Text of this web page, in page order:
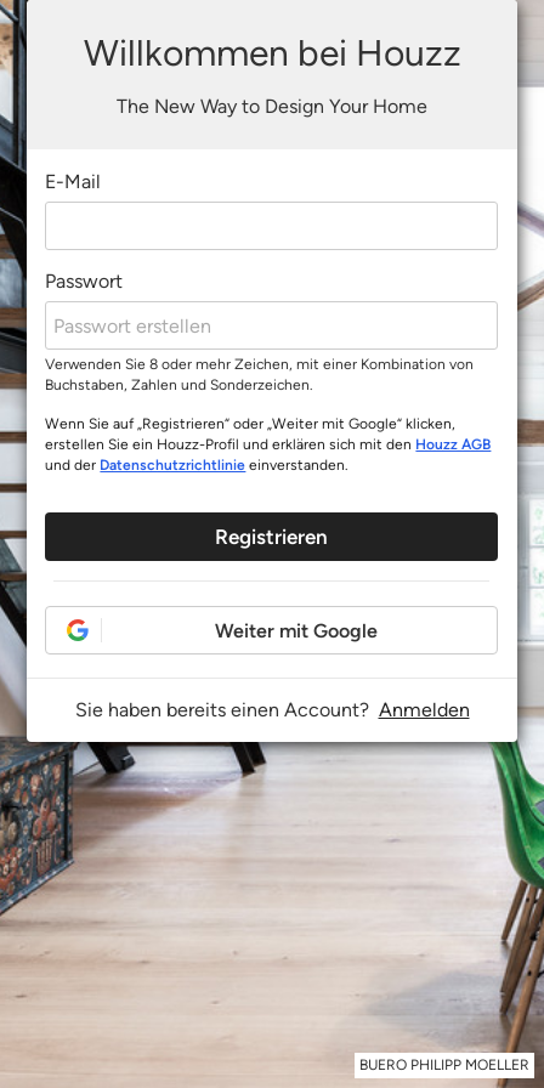
BUERO PHILIPP MOELLER
Willkommen bei Houzz
The New Way to Design Your Home
E-Mail
Passwort
Verwenden Sie 8 oder mehr Zeichen, mit einer Kombination von
Buchstaben, Zahlen und Sonderzeichen.
Wenn Sie auf „Registrieren“ oder „Weiter mit Google“ klicken,
erstellen Sie ein Houzz-Profil und erklären sich mit den Houzz AGB
und der Datenschutzrichtlinie einverstanden.
Registrieren
Weiter mit Google
Sie haben bereits einen Account? Anmelden